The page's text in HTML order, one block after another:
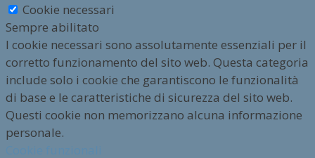
Cookie necessari
Sempre abilitato
I cookie necessari sono assolutamente essenziali per il
corretto funzionamento del sito web. Questa categoria
include solo i cookie che garantiscono le funzionalità
di base e le caratteristiche di sicurezza del sito web.
Questi cookie non memorizzano alcuna informazione
personale.